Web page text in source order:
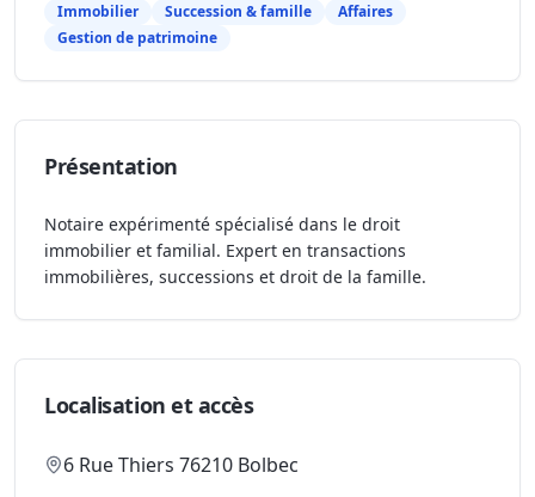
Immobilier Succession & famille
Affaires
Gestion de patrimoine
Présentation
Notaire expérimenté spécialisé dans le droit
immobilier et familial. Expert en transactions
immobilières, successions et droit de la famille.
Localisation et accès
6 Rue Thiers 76210 Bolbec